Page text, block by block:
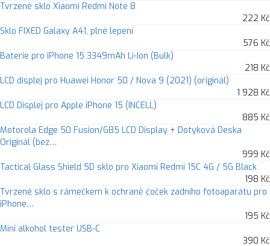
Tvrzené sklo Xiaomi Redmi Note 8
222 Kč
Sklo FIXED Galaxy A41, plné lepení
576 Kč
Baterie pro iPhone 15 3349mAh Li-Ion (Bulk)
218 Kč
LCD displej pro Huawei Honor 50 / Nova 9 (2021) (originál)
1 928 Kč
LCD Displej pro Apple iPhone 15 (INCELL)
885 Kč
Motorola Edge 50 Fusion/G85 LCD Display + Dotyková Deska
Originál (bez…
999 Kč
Tactical Glass Shield 5D sklo pro Xiaomi Redmi 15C 4G / 5G Black
198 Kč
Tvrzené sklo s rámečkem k ochraně čoček zadního fotoaparátu pro
iPhone…
195 Kč
Mini alkohol tester USB-C
390 Kč